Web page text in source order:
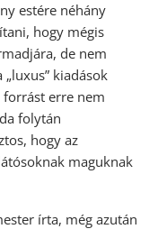
estére néhány
hogy mégis
de nem
kiadások
erre nem
folytán
hogy az
maguknak
írta, még azután